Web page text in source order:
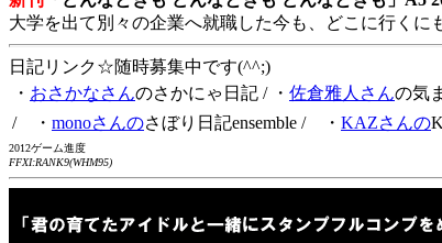
大学を出て別々の企業へ就職した今も、どこに行く
日記リンク☆随時募集中です(^^;)
・ おさかなさんのさかにゃ日記 / ・ 佐倉雅人さんの気
/ ・ monoさんのさぼり日記ensemble / ・ KAZさんの
2012ゲーム進度
FFXI:RANK9(WHM95)